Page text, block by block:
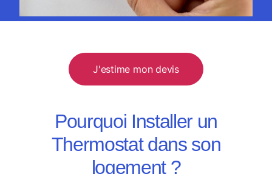
J'estime mon devis
Pourquoi Installer un
Thermostat dans son
logement ?